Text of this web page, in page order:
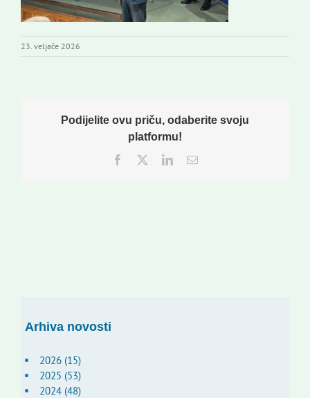
23. veljače 2026
Podijelite ovu priču, odaberite svoju
platformu!
Facebook
TwitterLinkedInEmail:
Arhiva novosti
2026 (15)
2025 (53)
2024 (48)